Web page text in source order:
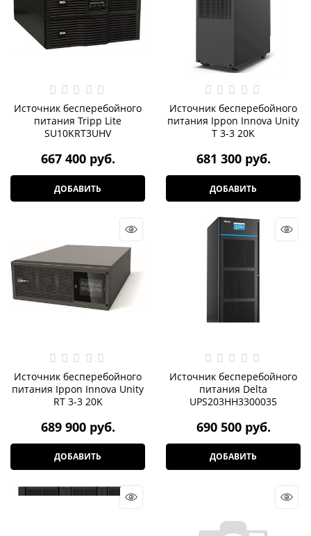
Источник бесперебойного
питания Tripp Lite
SU10KRT3UHV
667 400 руб.
ДОБАВИТЬ
Источник бесперебойного
питания Ippon Innova Unity
T 3-3 20K
681 300 руб.
ДОБАВИТЬ
Источник бесперебойного
питания Ippon Innova Unity
RT 3-3 20K
689 900 руб.
ДОБАВИТЬ
Источник бесперебойного
питания Delta
UPS203HH3300035
690 500 руб.
ДОБАВИТЬ